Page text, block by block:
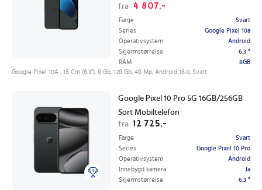
fra 4 807,-
Farge
Svart
Series
Google Pixel 10a
Operativsystem
Android
Skjermstørrelse
6.3 "
RAM
8GB
Google Pixel 10A , 16 Cm (6.3"), 8 Gb, 128 Gb, 48 Mp, Android 16.0, Svart
Google Pixel 10 Pro 5G 16GB/256GB
Sort Mobiltelefon
fra 12 725,-
Farge
Svart
Series
Google Pixel 10 Pro
Operativsystem
Android
Innebygd kamera
Ja
Skjermstørrelse
6.3 "